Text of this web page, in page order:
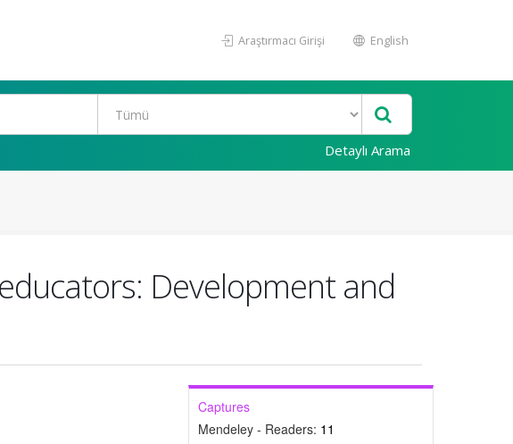
Araştırmacı Girişi English
Detaylı Arama
Development and
Captures
Mendeley - Readers: 11